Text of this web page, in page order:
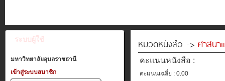
ระบบผู้ใช้
มหาวิทยาลัยอุบลราชธานี
เข้าสู่ระบบสมาชิก
หมวดหนังสือ -> ศาสนา
คะแนนหนังสือ :
คะแนนเฉลี่ย : 0.00